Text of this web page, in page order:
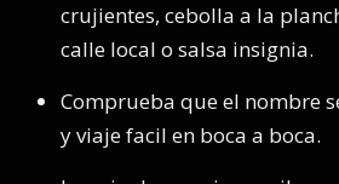
crujientes, cebolla a la
calle local o salsa insignia.
Comprueba que el nombre
y viaje facil en boca a boca.